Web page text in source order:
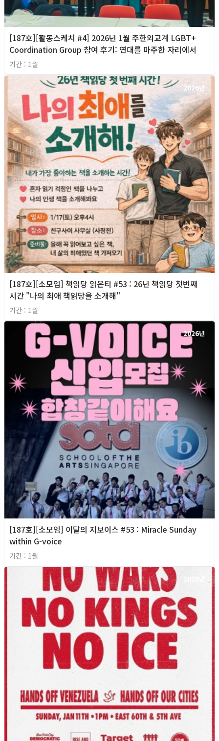
[187호][활동스케치 #4] 2026년 1월 주한외교계 LGBT+
Coordination Group 참여 후기: 연대를 마주한 자리에서
기간 : 1월
2026년
[187호][소모임] 책읽당 읽은티 #53 : 26년 책읽당 첫번째
시간 "나의 최애 책읽당을 소개해"
기간 : 1월
2026년
[187호][소모임] 이달의 지보이스 #53 : Miracle Sunday
within G-voice
기간 : 1월
2026년